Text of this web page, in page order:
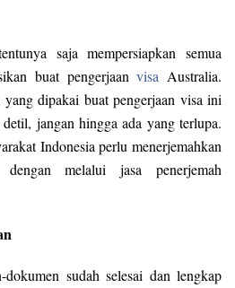
saja mempersiapkan semua
buat pengerjaanvisa Australia.
yang dipakai buat pengerjaan visa ini
jangan hingga ada yang terlupa.
Indonesia perlu menerjemahkan
melalui jasa penerjemah
dokumen sudah selesai dan lengkap